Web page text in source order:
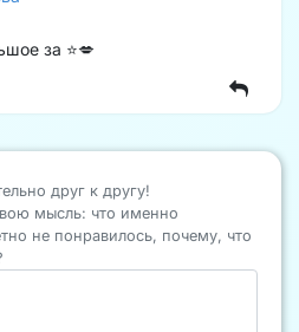
за ⭐️💋
друг к другу!
мысль: что именно
не понравилось, почему, что